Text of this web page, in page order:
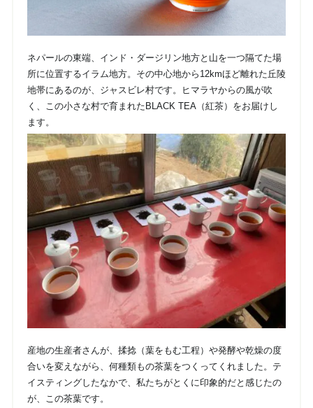
ネパールの東端、インド・ダージリン地方と山を一つ隔てた場
所に位置するイラム地方。その中心地から12kmほど離れた丘陵
地帯にあるのが、ジャスビレ村です。ヒマラヤからの風が吹
く、この小さな村で育まれたBLACK TEA（紅茶）をお届けし
ます。
産地の生産者さんが、揉捻（葉をもむ工程）や発酵や乾燥の度
合いを変えながら、何種類もの茶葉をつくってくれました。テ
イスティングしたなかで、私たちがとくに印象的だと感じたの
が、この茶葉です。